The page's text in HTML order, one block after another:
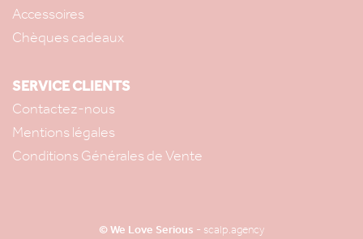
Accessoires
Chèques cadeaux
SERVICE CLIENTS
Contactez-nous
Mentions légales
Conditions Générales de Vente
© We Love Serious - scalp.agency